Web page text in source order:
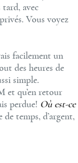
avec
Vous voyez
facilement un
des heures de
simple.
et qu’en retour
perdue! Où est-ce
temps, d’argent,